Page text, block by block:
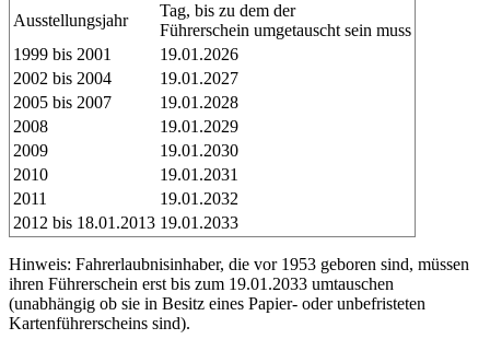
Ausstellungsjahr
Tag, bis zu dem der
Führerschein umgetauscht sein muss
1999 bis 2001
19.01.2026
2002 bis 2004
19.01.2027
2005 bis 2007
19.01.2028
2008
19.01.2029
2009
19.01.2030
2010
19.01.2031
2011
19.01.2032
2012 bis 18.01.2013 19.01.2033
Hinweis: Fahrerlaubnisinhaber, die vor 1953 geboren sind, müssen
ihren Führerschein erst bis zum 19.01.2033 umtauschen
(unabhängig ob sie in Besitz eines Papier- oder unbefristeten
Kartenführerscheins sind).